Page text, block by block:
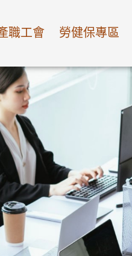
職工會 勞健保專區